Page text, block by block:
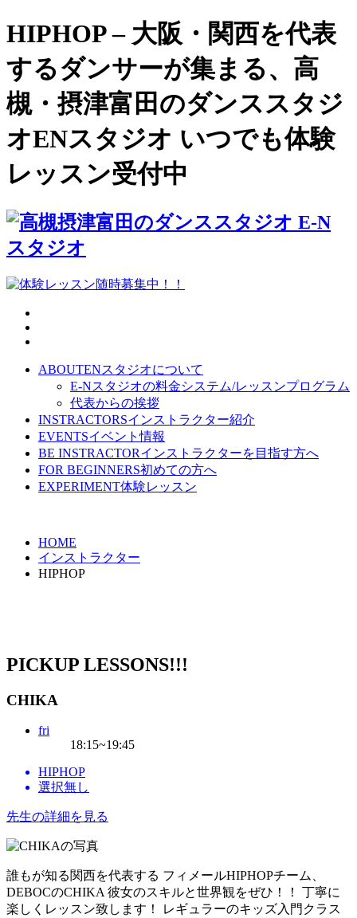
HIPHOP – 大阪・関西を代表
するダンサーが集まる、高
槻・摂津富田のダンススタジ
オENスタジオ いつでも体験
レッスン受付中
ABOUTENスタジオについて
E-Nスタジオの料金システム/レッスンプログラム
代表からの挨拶
INSTRACTORSインストラクター紹介
EVENTSイベント情報
BE INSTRACTORインストラクターを目指す方へ
FOR BEGINNERS初めての方へ
EXPERIMENT体験レッスン
HOME
インストラクター
HIPHOP
PICKUP LESSONS!!!
CHIKA
fri
18:15~19:45
HIPHOP
選択無し
先生の詳細を見る
誰もが知る関西を代表する フィメールHIPHOPチーム、
DEBOCのCHIKA 彼女のスキルと世界観をぜひ！！ 丁寧に
楽しくレッスン致します！ レギュラーのキッズ入門クラス